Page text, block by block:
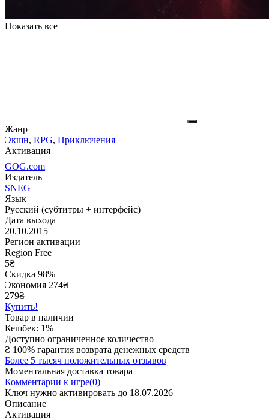
Показать все
Жанр
Экшн, RPG, Приключения
Активация
GOG.com
Издатель
SNEG
Язык
Русский (субтитры + интерфейс)
Дата выхода
20.10.2015
Регион активации
Region Free
5₴
Скидка 98%
Экономия 274₴
279₴
Купить!
Товар в наличии
Кешбек: 1%
Доступно ограниченное количество
₴ 100% гарантия возврата денежных средств
Более 5 тысяч положительных отзывов
Моментальная доставка товара
Комментарии к игре(0)
Ключ нужно активировать до 18.07.2026
Описание
Активация